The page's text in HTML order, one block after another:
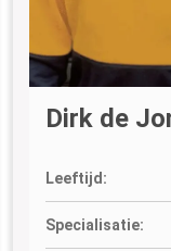
Dirk de
Leeftijd:
Specialisatie: